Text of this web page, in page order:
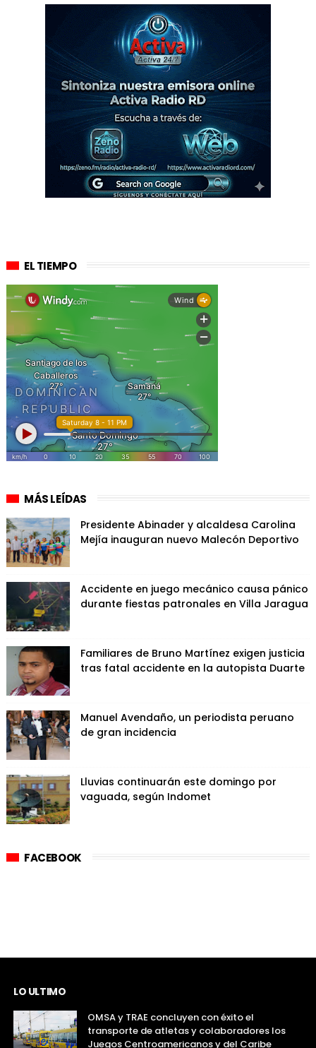
EL TIEMPO
MÁS LEÍDAS
Presidente Abinader y alcaldesa Carolina
Mejía inauguran nuevo Malecón Deportivo
Accidente en juego mecánico causa pánico
durante fiestas patronales en Villa Jaragua
Familiares de Bruno Martínez exigen justicia
tras fatal accidente en la autopista Duarte
Manuel Avendaño, un periodista peruano
de gran incidencia
Lluvias continuarán este domingo por
vaguada, según Indomet
FACEBOOK
LO ULTIMO
OMSA y TRAE concluyen con éxito el
transporte de atletas y colaboradores los
Juegos Centroamericanos y del Caribe